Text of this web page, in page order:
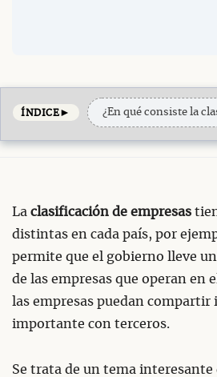
ÍNDICE► ¿En qué consiste la
La clasificación de empresas
distintas en cada país, por
permite que el gobierno lleve
de las empresas que operan en
las empresas puedan
importante con terceros.
Se trata de un tema interesante